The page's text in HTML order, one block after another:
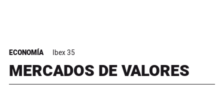
ECONOMÍA Ibex 35
MERCADOS DE VALORES